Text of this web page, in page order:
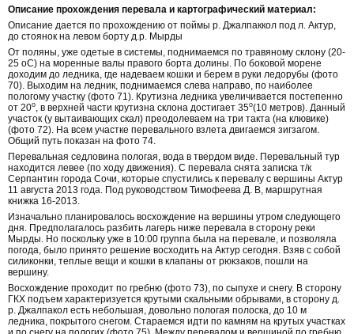
Описание прохождения перевала и картографический материал:
Описание дается по прохождению от поймы р. Джалпаккол под л. Актур,
до стоянок на левом борту д.р. Мырды
От поляны, уже одетые в системы, поднимаемся по травяному склону (20-
25 оС) на моренные валы правого борта долины. По боковой морене
доходим до ледника, где надеваем кошки и берем в руки ледорубы (фото
70). Выходим на ледник, поднимаемся слева направо, по наиболее
пологому участку (фото 71). Крутизна ледника увеличивается постепенно
от 20о , в верхней части крутизна склона достигает 35о(10 метров). Данный
участок (у вытаивающих скал) преодолеваем на три такта (на клювике)
(фото 72). На всем участке перевального взлета двигаемся зигзагом.
Общий путь показан на фото 74.
Перевальная седловина пологая, вода в твердом виде. Перевальный тур
находится левее (по ходу движения). С перевала снята записка т/к
Серпантин города Сочи, которые спустились к перевалу с вершины Актур
11 августа 2013 года. Под руководством Тимофеева Д. В, маршрутная
книжка 16-2013.
Изначально планировалось восхождение на вершины утром следующего
дня. Предполагалось разбить лагерь ниже перевала в сторону реки
Мырды. Но поскольку уже в 10:00 группа была на перевале, и позволяла
погода, было принято решение восходить на Актур сегодня. Взяв с собой
силиконки, теплые вещи и кошки в клапаны от рюкзаков, пошли на
вершину.
Восхождение проходит по гребню (фото 73), по сыпухе и снегу. В сторону
ГКХ подъем характеризуется крутыми скальными обрывами, в сторону д.
р. Джалпакол есть небольшая, довольно пологая полоска, до 10 м
ледника, покрытого снегом. Стараемся идти по камням на крутых участках